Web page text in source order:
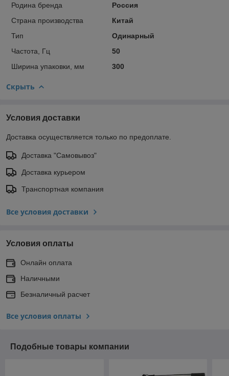
Родина бренда
Россия
Страна производства
Китай
Тип
Одинарный
Частота, Гц
50
Ширина упаковки, мм
300
Скрыть
Условия доставки
Доставка осуществляется только по предоплате.
Доставка "Самовывоз"
Доставка курьером
Транспортная компания
Все условия доставки
Условия оплаты
Онлайн оплата
Наличными
Безналичный расчет
Все условия оплаты
Подобные товары компании